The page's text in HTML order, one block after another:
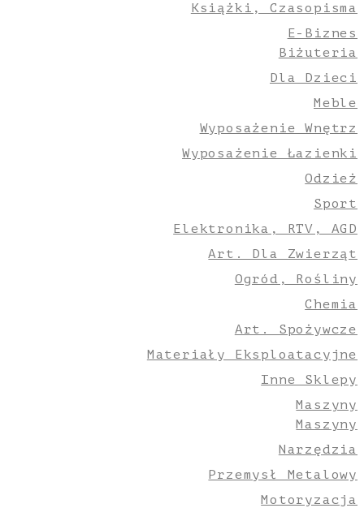
Książki, Czasopisma
E-Biznes
Biżuteria
Dla Dzieci
Meble
Wyposażenie Wnętrz
Wyposażenie Łazienki
Odzież
Sport
Elektronika, RTV, AGD
Art. Dla Zwierząt
Ogród, Rośliny
Chemia
Art. Spożywcze
Materiały Eksploatacyjne
Inne Sklepy
Maszyny
Maszyny
Narzędzia
Przemysł Metalowy
Motoryzacja